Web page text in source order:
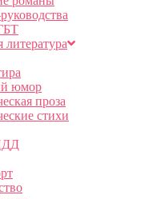
юмор
проза
стихи